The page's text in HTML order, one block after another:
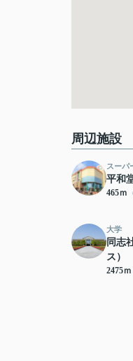
周辺施設
スーパ
平和
465ｍ
大学
同志
ス）
2475ｍ